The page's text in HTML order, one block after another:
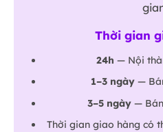
Thời gian
24h — Nội
1–3 ngày—
3–5 ngày —
Thời gian giao hàng có